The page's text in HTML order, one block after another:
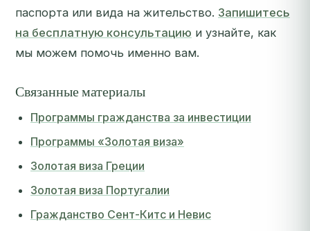
паспорта или вида на жительство. Запишитесь
на бесплатную консультацию и узнайте, как
мы можем помочь именно вам.
Связанные материалы
Программы гражданства за инвестиции
Программы «Золотая виза»
Золотая виза Греции
Золотая виза Португалии
Гражданство Сент-Китс и Невис